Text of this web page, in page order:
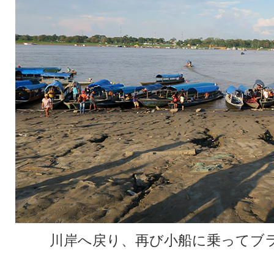
川岸へ戻り、再び小船に乗って